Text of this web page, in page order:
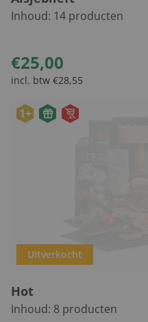
Inhoud: 14 producten
€25,00
incl. btw €28,55
1+
Uitverkocht
Hot
Inhoud: 8 producten